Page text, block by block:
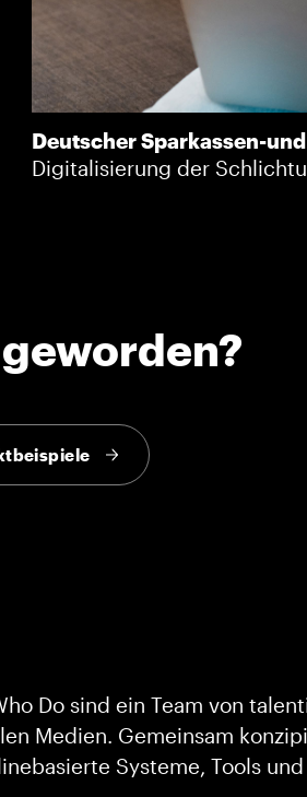
Deutscher Sparkassen-
Digitalisierung der
Do sind ein Team von
Medien. Gemeinsam
Systeme, Tools